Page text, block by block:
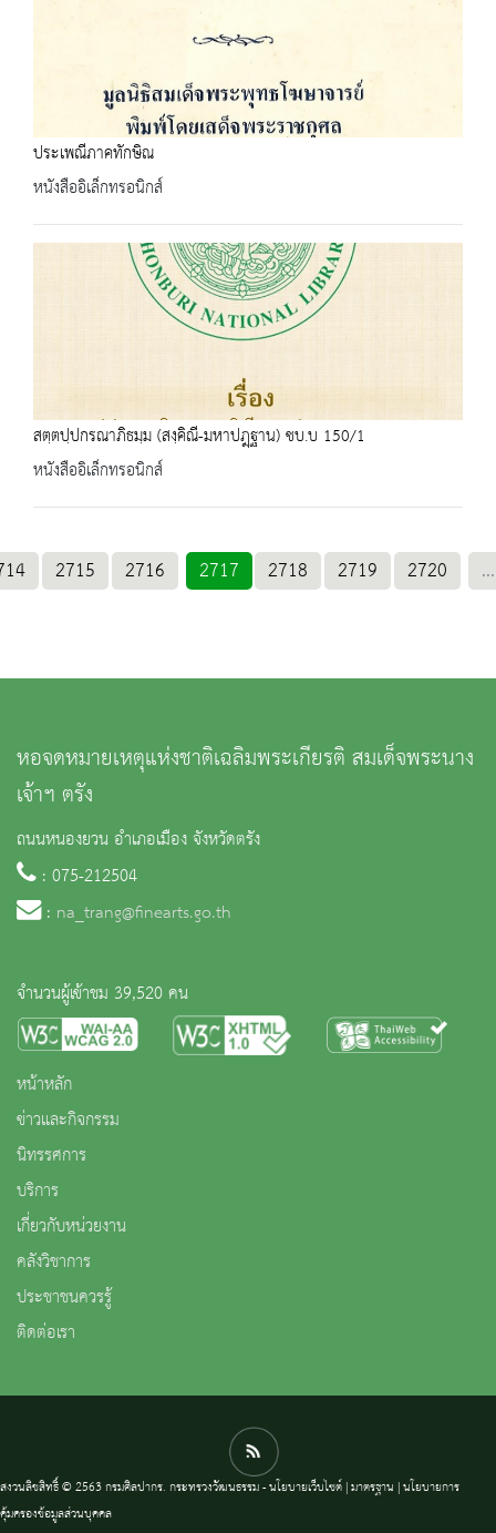
ประเพณีภาคทักษิณ
หนังสืออิเล็กทรอนิกส์
สตฺตปฺปกรณาภิธมฺม (สงฺคิณี-มหาปฎฺฐาน) ชบ.บ 150/1
หนังสืออิเล็กทรอนิกส์
2715 2716 2717 2718 2719 2720 ...
หอจดหมายเหตุแห่งชาติเฉลิมพระเกียรติ สมเด็จพระนาง
เจ้าฯ ตรัง
ถนนหนองยวน อำเภอเมือง จังหวัดตรัง
: 075-212504
: na_trang@finearts.go.th
จำนวนผู้เข้าชม 39,520 คน
หน้าหลัก
ข่าวและกิจกรรม
นิทรรศการ
บริการ
เกี่ยวกับหน่วยงาน
คลังวิชาการ
ประชาชนควรรู้
ติดต่อเรา
สงวนลิขสิทธิ์ © 2563 กรมศิลปากร. กระทรวงวัฒนธรรม -นโยบายเว็บไซต์|มาตรฐาน |นโยบายการ
คุ้มครองข้อมูลส่วนบุคคล